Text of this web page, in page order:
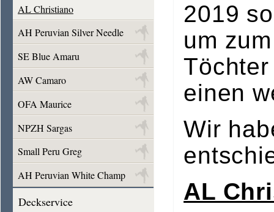
AL Christiano
AH Peruvian Silver Needle
SE Blue Amaru
AW Camaro
OFA Maurice
NPZH Sargas
Small Peru Greg
AH Peruvian White Champ
Deckservice
2019
um
einen
Wir
AL